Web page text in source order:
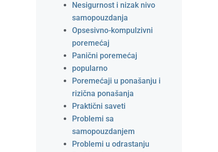
Nesigurnost i nizak nivo
samopouzdanja
Opsesivno-kompulzivni
poremećaj
Panični poremećaj
popularno
Poremećaji u ponašanju i
rizična ponašanja
Praktični saveti
Problemi sa
samopouzdanjem
Problemi u odrastanju